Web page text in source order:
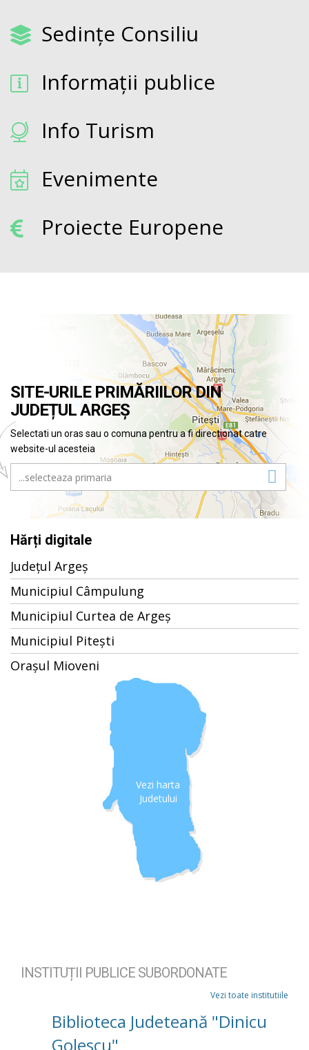
Sedințe Consiliu
Informații publice
Info Turism
Evenimente
Proiecte Europene
SITE-URILE PRIMĂRIILOR DIN
JUDEȚUL ARGEȘ
Selectati un oras sau o comuna pentru a fi directionat catre
website-ul acesteia
Hărți digitale
Județul Argeș
Municipiul Câmpulung
Municipiul Curtea de Argeș
Municipiul Pitești
Orașul Mioveni
Vezi harta
Judetului
INSTITUȚII PUBLICE SUBORDONATE
Vezi toate institutiile
Biblioteca Judeteană "Dinicu
Golescu"